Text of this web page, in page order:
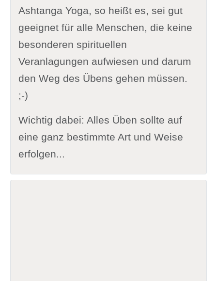
Ashtanga Yoga, so heißt es, sei gut
geeignet für alle Menschen, die keine
besonderen spirituellen
Veranlagungen aufwiesen und darum
den Weg des Übens gehen müssen.
;-)
Wichtig dabei: Alles Üben sollte auf
eine ganz bestimmte Art und Weise
erfolgen...